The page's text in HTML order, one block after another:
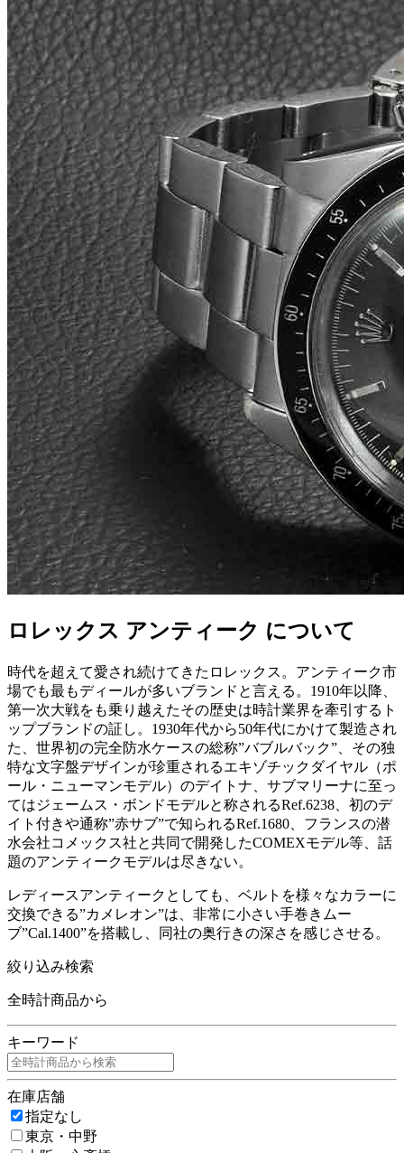
ロレックス アンティーク について
時代を超えて愛され続けてきたロレックス。アンティーク市
場でも最もディールが多いブランドと言える。1910年以降、
第一次大戦をも乗り越えたその歴史は時計業界を牽引するト
ップブランドの証し。1930年代から50年代にかけて製造され
た、世界初の完全防水ケースの総称”バブルバック”、その独
特な文字盤デザインが珍重されるエキゾチックダイヤル（ポ
ール・ニューマンモデル）のデイトナ、サブマリーナに至っ
てはジェームス・ボンドモデルと称されるRef.6238、初のデ
イト付きや通称”赤サブ”で知られるRef.1680、フランスの潜
水会社コメックス社と共同で開発したCOMEXモデル等、話
題のアンティークモデルは尽きない。
レディースアンティークとしても、ベルトを様々なカラーに
交換できる”カメレオン”は、非常に小さい手巻きムー
ブ”Cal.1400”を搭載し、同社の奥行きの深さを感じさせる。
絞り込み検索
全時計商品から
キーワード
在庫店舗
指定なし
東京・中野